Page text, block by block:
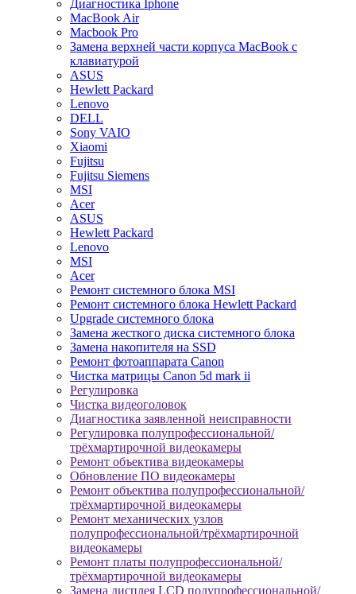
Диагностика Iphone
MacBook Air
Macbook Pro
Замена верхней части корпуса MacBook с
клавиатурой
ASUS
Hewlett Packard
Lenovo
DELL
Sony VAIO
Xiaomi
Fujitsu
Fujitsu Siemens
MSI
Acer
ASUS
Hewlett Packard
Lenovo
MSI
Acer
Ремонт системного блока MSI
Ремонт системного блока Hewlett Packard
Upgrade системного блока
Замена жесткого диска системного блока
Замена накопителя на SSD
Ремонт фотоаппарата Canon
Чистка матрицы Canon 5d mark ii
Регулировка
Чистка видеоголовок
Диагностика заявленной неисправности
Регулировка полупрофессиональной/
трёхмартирочной видеокамеры
Ремонт объектива видеокамеры
Обновление ПО видеокамеры
Ремонт объектива полупрофессиональной/
трёхмартирочной видеокамеры
Ремонт механических узлов
полупрофессиональной/трёхмартирочной
видеокамеры
Ремонт платы полупрофессиональной/
трёхмартирочной видеокамеры
Замена дисплея LCD полупрофессиональной/